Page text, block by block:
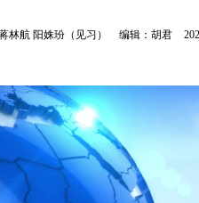
林航 阳姝玢（见习） 编辑：胡君